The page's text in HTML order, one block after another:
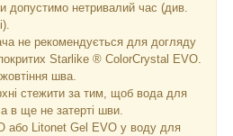
допустимо нетривалий час (див.
не рекомендується для догляду
Starlike ® ColorCrystal EVO.
шва.
стежити за тим, щоб вода для
в ще не затерті шви.
або Litonet Gel EVO у воду для